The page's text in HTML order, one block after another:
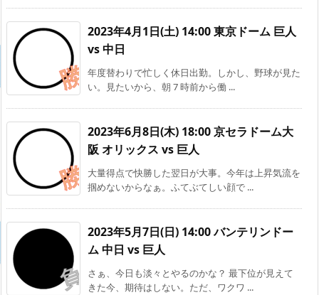
2023年4月1日(土) 14:00 東京ドーム 巨人
vs 中日
年度替わりで忙しく休日出勤。しかし、野球が見た
い。見たいから、朝 7 時前から働 ...
2023年6月8日(木) 18:00 京セラドーム大
阪 オリックス vs 巨人
大量得点で快勝した翌日が大事。今年は上昇気流を
掴めないからなぁ。ふてぶてしい顔で ...
2023年5月7日(日) 14:00 バンテリンドー
ム 中日 vs 巨人
さぁ、今日も淡々とやるのかな？ 最下位が見えて
きた今、期待はしない。ただ、ワクワ ...